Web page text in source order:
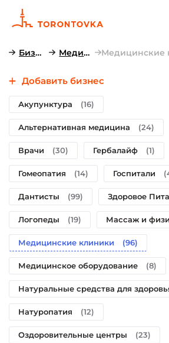
Бизнесы Медицина Медицинские
Добавить бизнес
Акупунктура (16)
Альтернативная медицина (24)
Врачи (30) Гербалайф (1)
Гомеопатия (14) Госпитали
Дантисты (99) Здоровое
Логопеды (19) Массаж и
Медицинские клиники (96)
Медицинское оборудование (8)
Натуральные средства для
Натуропатия (12)
Оздоровительные центры (23)